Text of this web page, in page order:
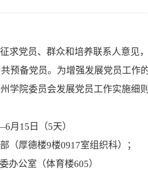
求党员、群众和培养联系人意见
预备党员。为增强发展党员工作
学院委员会发展党员工作实施
6月 15 日（5天）
（厚德楼9楼091 7室组织科）；
办公室（体育楼605）